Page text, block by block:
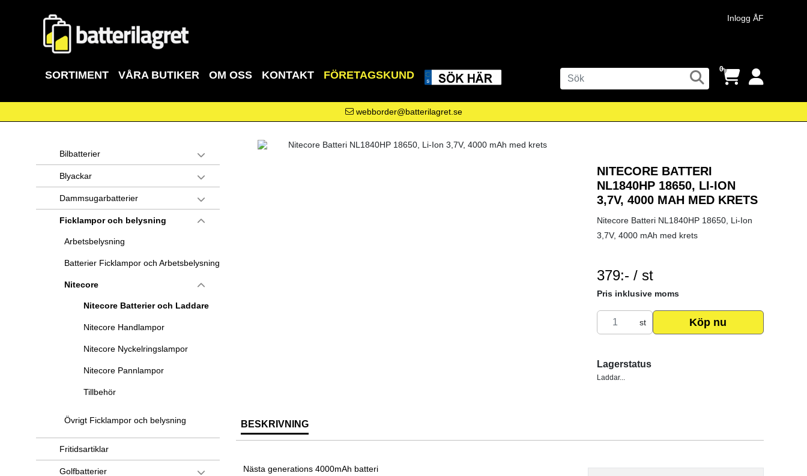
Inlogg ÅF
SORTIMENT VÅRA BUTIKER OM OSS KONTAKT FÖRETAGSKUND
0
webborder@batterilagret.se
Bilbatterier
Blyackar
Dammsugarbatterier
Ficklampor och belysning
Arbetsbelysning
Batterier Ficklampor och Arbetsbelysning
Nitecore
Nitecore Batterier och Laddare
Nitecore Handlampor
Nitecore Nyckelringslampor
Nitecore Pannlampor
Tillbehör
Övrigt Ficklampor och belysning
Fritidsartiklar
Golfbatterier
NITECORE BATTERI
NL1840HP 18650, LI-ION
3,7V, 4000 MAH MED KRETS
Nitecore Batteri NL1840HP 18650, Li-Ion
3,7V, 4000 mAh med krets
379:- / st
SEK per ST
Pris inklusive moms
st Köp nu
Lagerstatus
Laddar...
BESKRIVNING
Nästa generations 4000mAh batteri